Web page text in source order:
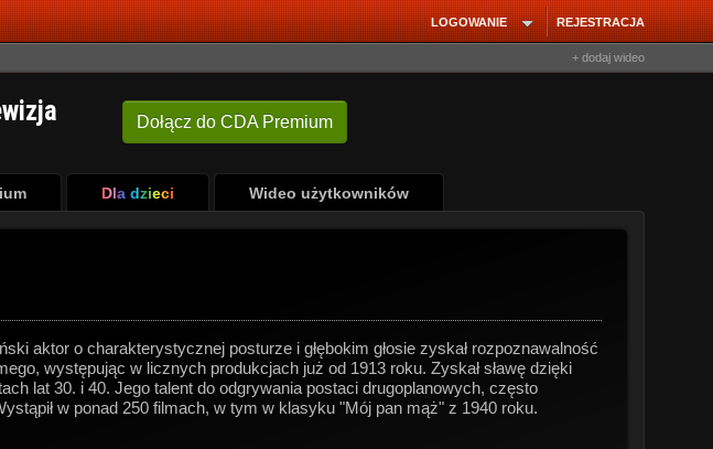
REJESTRACJA
LOGOWANIE
+ dodaj wideo
Dołącz do CDA Premium
Dla dzieci Wideo użytkowników
aktor o charakterystycznej posturze i głębokim głosie zyskał rozpoznawalność
występując w licznych produkcjach już od 1913 roku. Zyskał sławę dzięki
lat 30. i 40. Jego talent do odgrywania postaci drugoplanowych, często
w ponad 250 filmach, w tym w klasyku "Mój pan mąż" z 1940 roku.